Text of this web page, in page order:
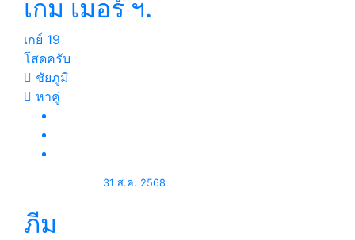
เกม เมอร์ ฯ.
เกย์ 19
โสดครับ
ชัยภูมิ
หาคู่
31 ส.ค. 2568
ภีม